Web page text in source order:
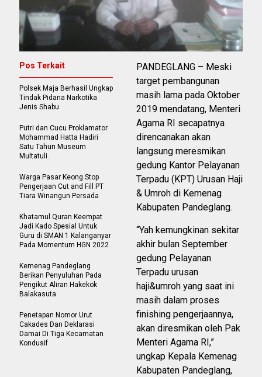
PANDEGLANG – Meski
target pembangunan
masih lama pada Oktober
2019 mendatang, Menteri
Agama RI secapatnya
direncanakan akan
langsung meresmikan
gedung Kantor Pelayanan
Terpadu (KPT) Urusan Haji
& Umroh di Kemenag
Kabupaten Pandeglang.
“Yah kemungkinan sekitar
akhir bulan September
gedung Pelayanan
Terpadu urusan
haji&umroh yang saat ini
masih dalam proses
finishing pengerjaannya,
akan diresmikan oleh Pak
Menteri Agama RI,”
ungkap Kepala Kemenag
Kabupaten Pandeglang,
Pos Terkait
Polsek Maja Berhasil Ungkap
Tindak Pidana Narkotika
Jenis Shabu
Putri dan Cucu Proklamator
Mohammad Hatta Hadiri
Satu Tahun Museum
Multatuli.
Warga Pasar Keong Stop
Pengerjaan Cut and Fill PT
Tiara Winangun Persada
Khatamul Quran Keempat
Jadi Kado Spesial Untuk
Guru di SMAN 1 Kalanganyar
Pada Momentum HGN 2022
Kemenag Pandeglang
Berikan Penyuluhan Pada
Pengikut Aliran Hakekok
Balakasuta
Penetapan Nomor Urut
Cakades Dan Deklarasi
Damai Di Tiga Kecamatan
Kondusif